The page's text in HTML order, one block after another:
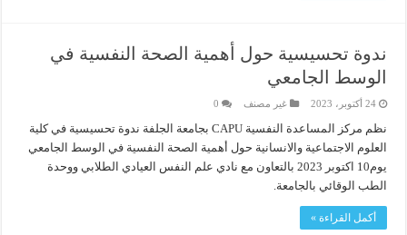
ندوة تحسيسية حول أهمية الصحة النفسية في
الوسط الجامعي
24 أكتوبر، 2023 غير مصنف 0
نظم مركز المساعدة النفسية CAPU بجامعة الجلفة ندوة تحسيسية في كلية
العلوم الاجتماعية والانسانية حول أهمية الصحة النفسية في الوسط الجامعي
يوم10 اكتوبر 2023 بالتعاون مع نادي علم النفس العيادي الطلابي ووحدة
الطب الوقائي بالجامعة.
أكمل القراءة »